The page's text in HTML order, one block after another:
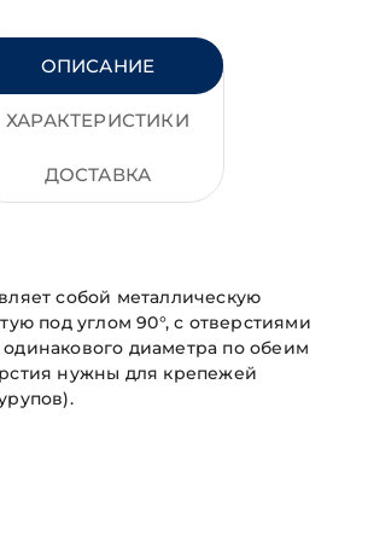
ОПИСАНИЕ
ХАРАКТЕРИСТИКИ
ДОСТАВКА
собой металлическую
под углом 90°, с отверстиями
диаметра по обеим
нужны для крепежей